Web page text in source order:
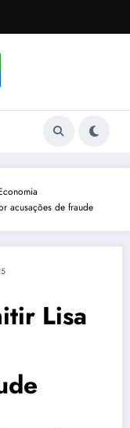
acusações de fraude
Lisa